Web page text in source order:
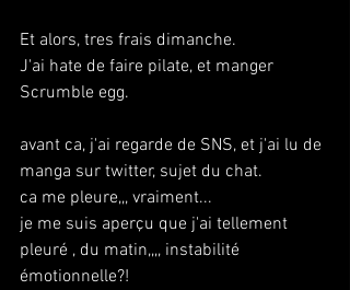
Et alors, tres frais dimanche.
J'ai hate de faire pilate, et manger
Scrumble egg.
avant ca, j'ai regarde de SNS, et j'ai lu de
manga sur twitter, sujet du chat.
ca me pleure,,, vraiment...
je me suis aperçu que j'ai tellement
pleuré , du matin,,,, instabilité
émotionnelle?!